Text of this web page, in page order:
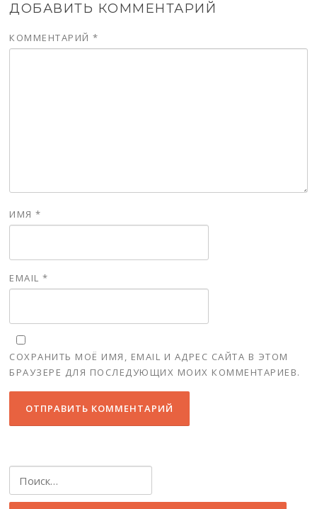
ДОБАВИТЬ КОММЕНТАРИЙ
КОММЕНТАРИЙ*
ИМЯ*
EMAIL*
СОХРАНИТЬ МОЁ ИМЯ, EMAIL И АДРЕС САЙТА В ЭТОМ
БРАУЗЕРЕ ДЛЯ ПОСЛЕДУЮЩИХ МОИХ КОММЕНТАРИЕВ.